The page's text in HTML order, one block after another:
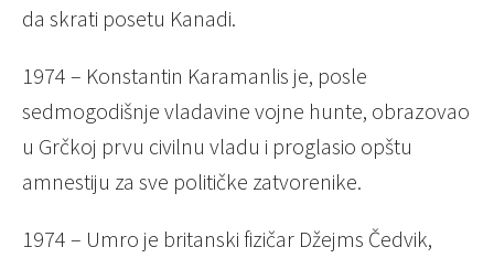
da skrati posetu Kanadi.
1974 – Konstantin Karamanlis je, posle
sedmogodišnje vladavine vojne hunte, obrazovao
u Grčkoj prvu civilnu vladu i proglasio opštu
amnestiju za sve političke zatvorenike.
1974 – Umro je britanski fizičar Džejms Čedvik,